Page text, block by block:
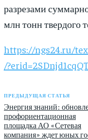
разрезами
млн тонн твердого
https://ngs24.ru/
/
ПРЕДЫДУЩАЯ СТАТЬЯ
Энергия знаний:
профориентационная
площадка АО «Сетевая
компания» ждет юных